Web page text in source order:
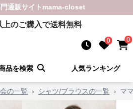
通販サイト mama-closet
上のご購入で送料無料
0 0
品を検索 人気ランキング
の一覧 › シャツ/ブラウスの一覧 › マ